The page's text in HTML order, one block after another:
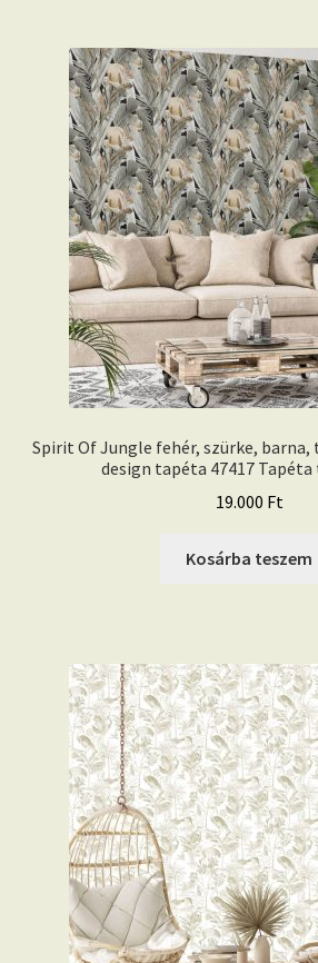
Spirit Of Jungle fehér, szürke,
design tapéta 47417 Tapéta
19.000 Ft
Kosárba teszem